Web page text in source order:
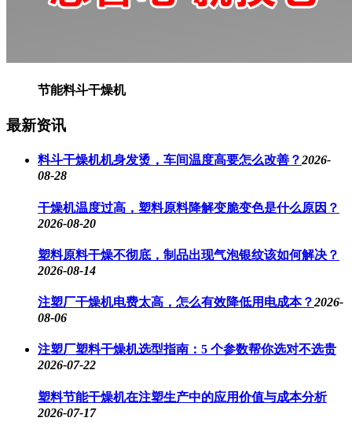
节能料斗干燥机
最新资讯
料斗干燥机机身发烫，车间温度高要怎么改善？2026-
08-28
干燥机温度过高，塑料原料降解变脆变色是什么原因？
2026-08-20
塑料原料干燥不彻底，制品出现气泡银纹该如何解决？
2026-08-14
注塑厂干燥机电费太高，怎么有效降低用电成本？2026-
08-06
注塑厂塑料干燥机选型指南：5 个参数帮你选对不选贵
2026-07-22
塑料节能干燥机在注塑生产中的应用价值与成本分析
2026-07-17